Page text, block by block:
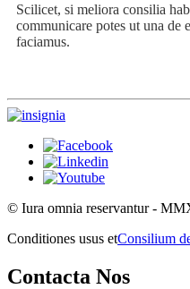
Scilicet, si meliora consilia
communicare potes ut una de
faciamus.
© Iura omnia reservantur -
Conditiones usus etConsilium
Contacta Nos